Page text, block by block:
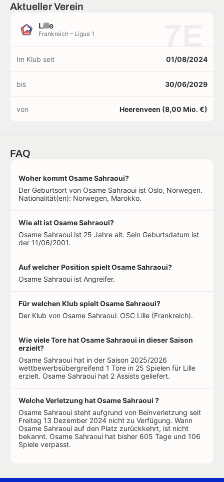
Aktueller Verein
Lille
Frankreich – Ligue 1
Im Klub seit 01/08/2024
bis 30/06/2029
von Heerenveen (8,00 Mio. €)
FAQ
Woher kommt Osame Sahraoui?
Der Geburtsort von Osame Sahraoui ist Oslo, Norwegen.
Nationalität(en): Norwegen, Marokko.
Wie alt ist Osame Sahraoui?
Osame Sahraoui ist 25 Jahre alt. Sein Geburtsdatum ist
der 11/06/2001.
Auf welcher Position spielt Osame Sahraoui?
Osame Sahraoui ist Angreifer.
Für welchen Klub spielt Osame Sahraoui?
Der Klub von Osame Sahraoui: OSC Lille (Frankreich).
Wie viele Tore hat Osame Sahraoui in dieser Saison
erzielt?
Osame Sahraoui hat in der Saison 2025/2026
wettbewerbsübergreifend 1 Tore in 25 Spielen für Lille
erzielt. Osame Sahraoui hat 2 Assists geliefert.
Welche Verletzung hat Osame Sahraoui ?
Osame Sahraoui steht aufgrund von Beinverletzung seit
Freitag 13 Dezember 2024 nicht zu Verfügung. Wann
Osame Sahraoui auf den Platz zurückkehrt, ist nicht
bekannt. Osame Sahraoui hat bisher 605 Tage und 106
Spiele verpasst.